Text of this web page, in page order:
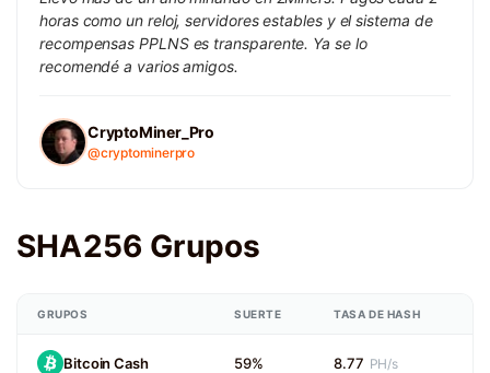
horas como un reloj, servidores estables y el sistema de
recompensas PPLNS es transparente. Ya se lo
recomendé a varios amigos.
CryptoMiner_Pro
@cryptominerpro
SHA256 Grupos
GRUPOS SUERTE TASA DE HASH
Bitcoin Cash 59% 8.77 PH/s